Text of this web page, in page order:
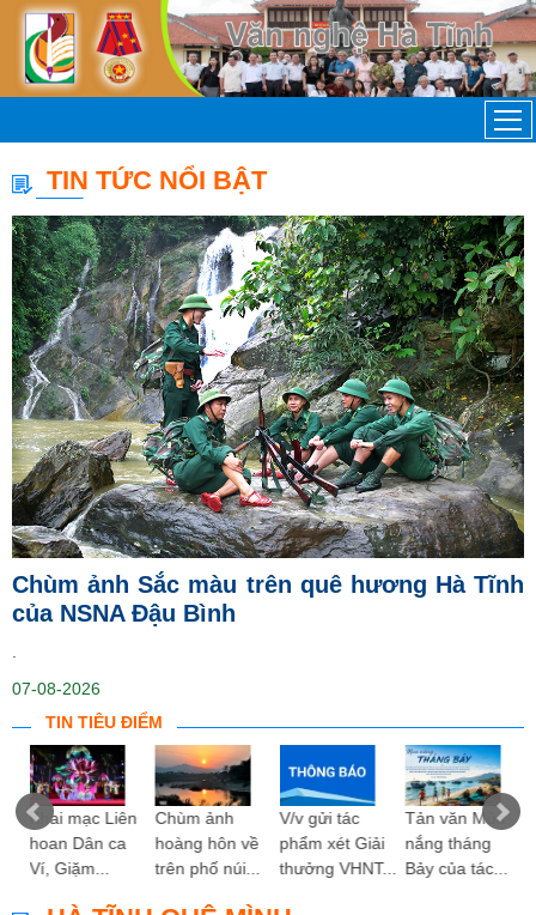
TIN TỨC NỔI BẬT
Chùm ảnh Sắc màu trên quê hương Hà Tĩnh
của NSNA Đậu Bình
07-08-2026
TIN TIÊU ĐIỂM
Khai mạc Liên
hoan Dân ca
Ví, Giặm...
Chùm ảnh
hoàng hôn về
trên phố núi...
V/v gửi tác
phẩm xét Giải
thưởng VHNT...
Tản văn Mùa
nắng tháng
Bảy của tác...